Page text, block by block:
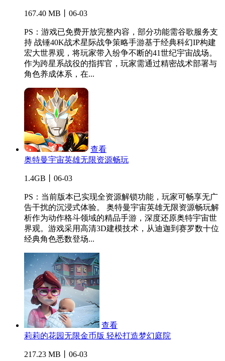
167.40 MB丨06-03
PS：游戏已免费开放完整内容，部分功能需谷歌服务支
持 战锤40K战术星际战争策略手游基于经典科幻IP构建
宏大世界观，将玩家带入纷争不断的41世纪宇宙战场。
作为跨星系战役的指挥官，玩家需通过精密战术部署与
角色养成体系，在...
查看
奥特曼宇宙英雄无限资源畅玩
1.4GB丨06-03
PS：当前版本已实现全资源解锁功能，玩家可畅享无广
告干扰的沉浸式体验。 奥特曼宇宙英雄无限资源畅玩解
析作为动作格斗领域的精品手游，深度还原奥特宇宙世
界观。游戏采用高清3D建模技术，从迪迦到赛罗数十位
经典角色悉数登场...
查看
莉莉的花园无限金币版 轻松打造梦幻庭院
217.23 MB丨06-03